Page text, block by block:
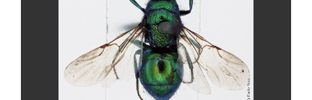
(Fabricius, 1787)
Linsenmaier, 1994
Linsenmaier, 1968
Semenow, 1891
Linsenmaier, 1968
Mercet, 1904
Móczár, 2000